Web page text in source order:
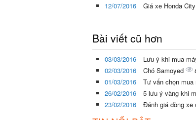
12/07/2016
Giá xe Honda City
Bài viết cũ hơn
03/03/2016 Lưu ý khi mua
02/03/2016
Chó Samoyed
01/03/2016
Tư vấn chọn mua
26/02/2016
5 lưu ý vàng khi
23/02/2016
Đánh giá dòng xe